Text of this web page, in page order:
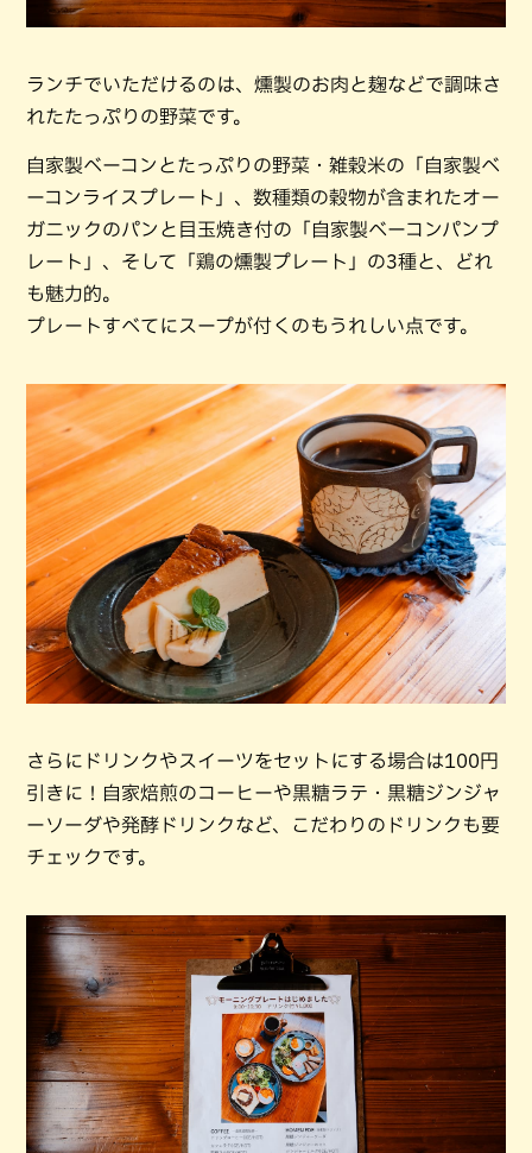
ランチでいただけるのは、燻製のお肉と麹などで調味さ
れたたっぷりの野菜です。
自家製ベーコンとたっぷりの野菜・雑穀米の「自家製ベ
ーコンライスプレート」、数種類の穀物が含まれたオー
ガニックのパンと目玉焼き付の「自家製ベーコンパンプ
レート」、そして「鶏の燻製プレート」の3種と、どれ
も魅力的。
プレートすべてにスープが付くのもうれしい点です。
さらにドリンクやスイーツをセットにする場合は100円
引きに！自家焙煎のコーヒーや黒糖ラテ・黒糖ジンジャ
ーソーダや発酵ドリンクなど、こだわりのドリンクも要
チェックです。